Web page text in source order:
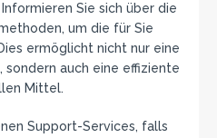
Sie sich über die
um die für Sie
ermöglicht nicht nur eine
sondern auch eine effiziente
Mittel.
Support-Services, falls